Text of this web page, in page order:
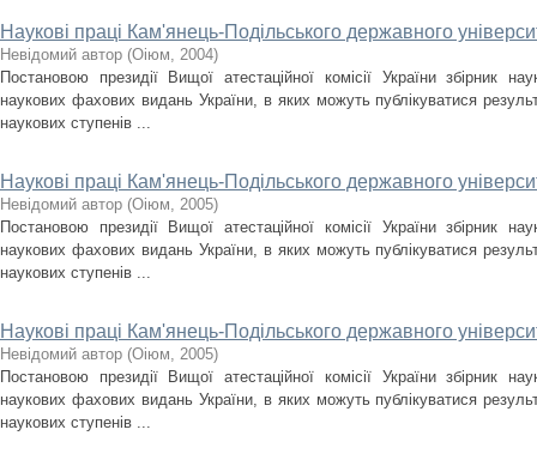
Наукові праці Кам'янець-Подільського державного
Невідомий автор (Оіюм, 2004)
Постановою президії Вищої атестаційної комісії України збірник
наукових фахових видань України, в яких можуть публікуватися
наукових ступенів ...
Наукові праці Кам'янець-Подільського державного
Невідомий автор (Оіюм, 2005)
Постановою президії Вищої атестаційної комісії України збірник
наукових фахових видань України, в яких можуть публікуватися
наукових ступенів ...
Наукові праці Кам'янець-Подільського державного
Невідомий автор (Оіюм, 2005)
Постановою президії Вищої атестаційної комісії України збірник
наукових фахових видань України, в яких можуть публікуватися
наукових ступенів ...